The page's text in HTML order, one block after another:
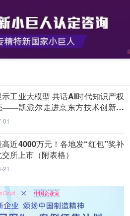
工业大模型 共话AI时代知识产权
——凯派尔走进京东方技术创新中
01
近4000万元！各地发“红包”奖补
所上市（附表格）
21